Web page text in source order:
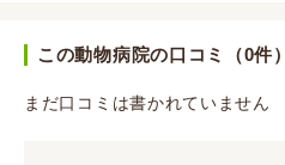
この動物病院の口コミ（0件）
まだ口コミは書かれていません